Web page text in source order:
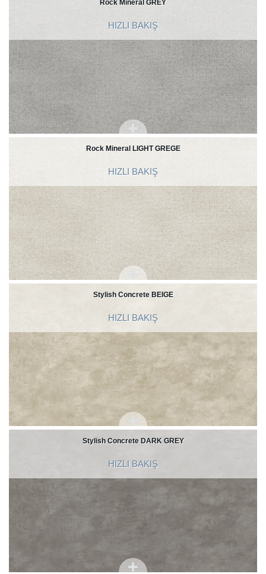
Rock Mineral GREY
HIZLI BAKIŞ
Rock Mineral LIGHT GREGE
HIZLI BAKIŞ
Stylish Concrete BEIGE
HIZLI BAKIŞ
Stylish Concrete DARK GREY
HIZLI BAKIŞ